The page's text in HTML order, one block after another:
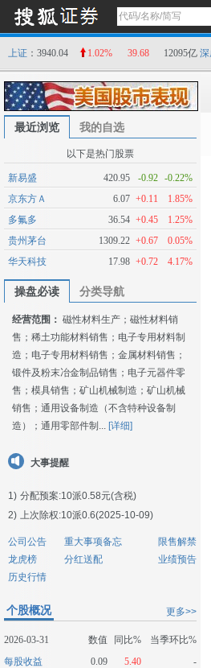
上证 ：3940.04 1.02% 39.68 12095亿
最近浏览 我的自选
以下是热门股票
新易盛 420.95 -0.92 -0.22%
京东方Ａ
6.07 +0.11
1.85%
多氟多
36.54 +0.45
1.25%
贵州茅台
1309.22 +0.67
0.05%
华天科技
17.98 +0.72 4.17%
操盘必读 分类导航
经营范围： 磁性材料生产；磁性材料销
售；稀土功能材料销售；电子专用材料制
造；电子专用材料销售；金属材料销售；
锻件及粉末冶金制品销售；电子元器件零
售；模具销售；矿山机械制造；矿山机械
销售；通用设备制造（不含特种设备制
造）；通用零部件制... [详细]
大事提醒
1) 分配预案:10派0.58元(含税)
2) 上次除权:10派0.6(2025-10-09)
公司公告 重大事项备忘
限售解禁
龙虎榜
分红送配
业绩预告
历史行情
更多>>
个股概况
2026-03-31 数值 同比%
当季环比%
每股收益
0.09 5.40
-